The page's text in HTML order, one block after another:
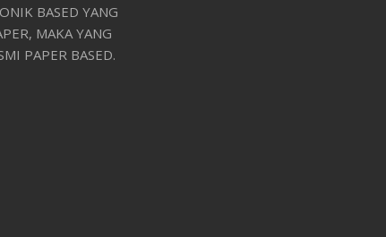
BASED YANG
MAKA YANG
PAPER BASED.